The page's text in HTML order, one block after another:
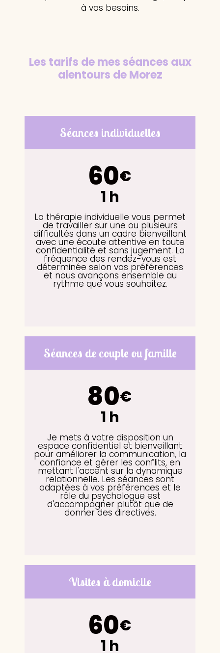
à vos besoins.
Les tarifs de mes séances aux
alentours de Morez
Séances individuelles
60€
1 h
La thérapie individuelle vous permet
de travailler sur une ou plusieurs
difficultés dans un cadre bienveillant
avec une écoute attentive en toute
confidentialité et sans jugement. La
fréquence des rendez-vous est
déterminée selon vos préférences
et nous avançons ensemble au
rythme que vous souhaitez.
Séances de couple ou famille
80€
1 h
Je mets à votre disposition un
espace confidentiel et bienveillant
pour améliorer la communication, la
confiance et gérer les conflits, en
mettant l'accent sur la dynamique
relationnelle. Les séances sont
adaptées à vos préférences et le
rôle du psychologue est
d'accompagner plutôt que de
donner des directives.
Visites à domicile
60€
1 h